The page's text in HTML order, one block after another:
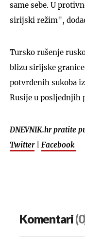
same sebe. U
sirijski režim",
Tursko rušenje
blizu sirijske
potvrđenih sukoba
Rusije u posljednjih
DNEVNIK.hr pratite
Twitter| Facebook
Komentari